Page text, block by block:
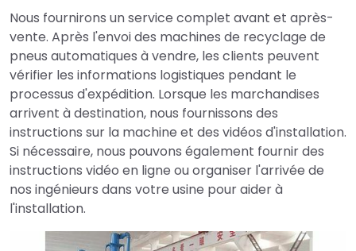
Nous fournirons un service complet avant et après-
vente. Après l'envoi des machines de recyclage de
pneus automatiques à vendre, les clients peuvent
vérifier les informations logistiques pendant le
processus d'expédition. Lorsque les marchandises
arrivent à destination, nous fournissons des
instructions sur la machine et des vidéos d'installation.
Si nécessaire, nous pouvons également fournir des
instructions vidéo en ligne ou organiser l'arrivée de
nos ingénieurs dans votre usine pour aider à
l'installation.